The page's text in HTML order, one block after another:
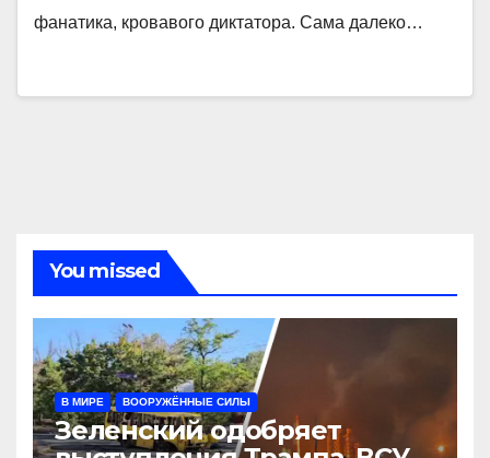
фанатика, кровавого диктатора. Сама далеко…
You missed
В МИРЕ ВООРУЖЁННЫЕ СИЛЫ
Зеленский одобряет